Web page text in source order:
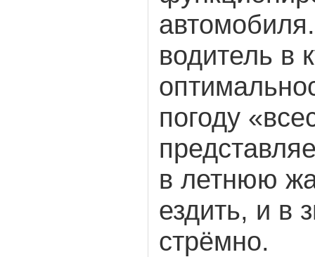
водитель в
погоду
в летнюю
ездить, и в
стрёмно.